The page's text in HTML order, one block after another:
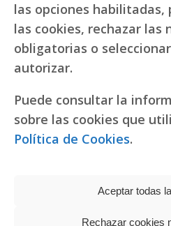
las opciones
las cookies, rechazar las
obligatorias o
autorizar.
Puede consultar la
sobre las cookies que
Política de Cookies.
Aceptar todas
Rechazar cookies